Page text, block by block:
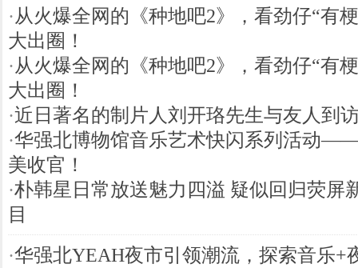
·从火爆全网的《种地吧2》，看劲仔“有
大出圈！
·从火爆全网的《种地吧2》，看劲仔“有
大出圈！
·近日著名的制片人刘开珞先生与友人到
·华强北博物馆音乐艺术快闪系列活动
美收官！
·朴韩星日常放送魅力四溢 疑似回归荧屏
目
·华强北YEAH夜市引领潮流，探索音乐+